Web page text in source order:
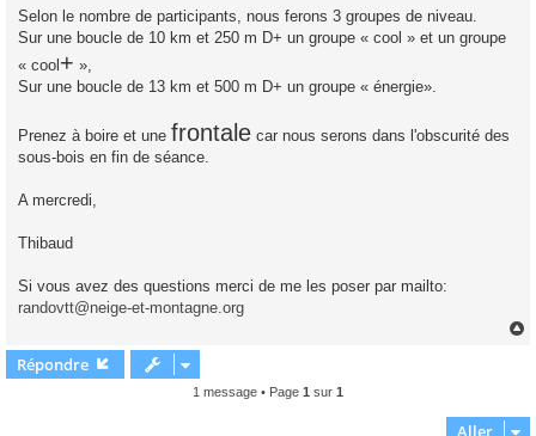
Selon le nombre de participants, nous ferons 3 groupes de niveau.
Sur une boucle de 10 km et 250 m D+ un groupe « cool » et un groupe
« cool + »,
Sur une boucle de 13 km et 500 m D+ un groupe « énergie».
Prenez à boire et une frontale car nous serons dans l'obscurité des
sous-bois en fin de séance.
A mercredi,
Thibaud
Si vous avez des questions merci de me les poser par mailto:
randovtt@neige-et-montagne.org
Répondre
1 message • Page 1 sur 1
Aller